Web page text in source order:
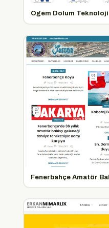
Ogem Dolum
Fenerbahçe Amatör